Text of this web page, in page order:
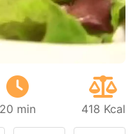
20 min 418 Kcal